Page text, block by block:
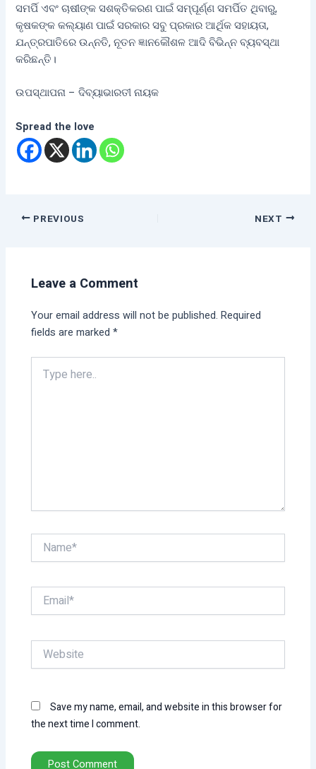
ସମର୍ପି ଏବଂ ଚାଷୀଙ୍କ ସଶକ୍ତିକରଣ ପାଇଁ ସମ୍ପୂର୍ଣ୍ଣ ସମର୍ପିତ ଥିବାରୁ,
କୃଷକଙ୍କ କଲ୍ୟାଣ ପାଇଁ ସରକାର ସବୁ ପ୍ରକାର ଆର୍ଥିକ ସହାୟତା,
ଯନ୍ତ୍ରପାତିରେ ଉନ୍ନତି, ନୂତନ ଜ୍ଞାନକୌଶଳ ଆଦି ବିଭିନ୍ନ ବ୍ୟବସ୍ଥା
କରିଛନ୍ତି।
ଉପସ୍ଥାପନା – ଦିବ୍ୟାଭାରତୀ ନାୟକ
Spread the love
PREVIOUS NEXT
Leave a Comment
Your email address will not be published. Required
fields are marked*
here..
Name*
Email*
Website
Save my name, email, and website in this browser for
the next time I comment.